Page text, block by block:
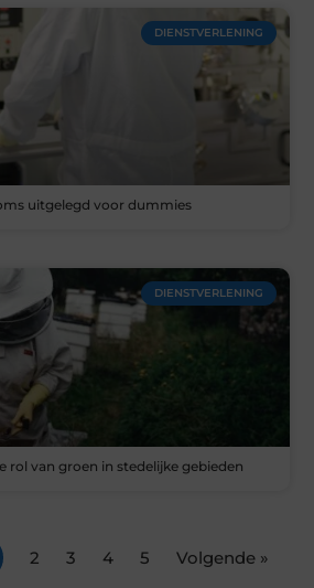
DIENSTVERLENING
uitgelegd voor dummies
DIENSTVERLENING
rol van groen in stedelijke gebieden
2 3 4 5 Volgende »